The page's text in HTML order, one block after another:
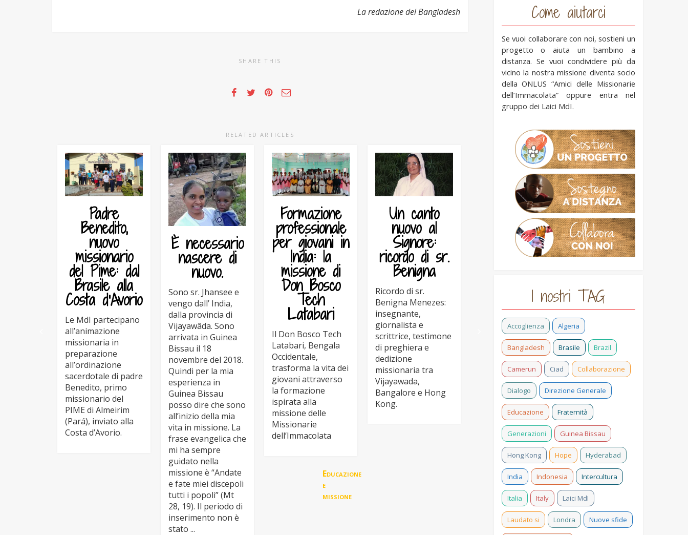
La redazione del Bangladesh
SHARE THIS
RELATED ARTICLES
Padre
Benedito,
nuovo
missionario
del Pime: dal
Brasile alla
Costa d’Avorio
Le MdI partecipano
all’animazione
missionaria in
preparazione
all’ordinazione
sacerdotale di padre
Benedito, primo
missionario del
PIME di Almeirim
(Pará), inviato alla
Costa d’Avorio.
È necessario
nascere di
nuovo.
Sono sr. Jhansee e
vengo dall’ India,
dalla provincia di
Vijayawâda. Sono
arrivata in Guinea
Bissau il 18
novembre del 2018.
Quindi per la mia
esperienza in
Guinea Bissau
posso dire che sono
all’inizio della mia
vita in missione. La
frase evangelica che
mi ha sempre
guidato nella
missione è “Andate
e fate miei discepoli
tutti i popoli” (Mt
28, 19). Il periodo di
inserimento non è
stato ...
Formazione
professionale
per giovani in
India: la
missione di
Don Bosco
Tech
Latabari
Il Don Bosco Tech
Latabari, Bengala
Occidentale,
trasforma la vita dei
giovani attraverso
la formazione
ispirata alla
missione delle
Missionarie
dell’Immacolata
Un canto
nuovo al
Signore:
ricordo di sr.
Benigna
Ricordo di sr.
Benigna Menezes:
insegnante,
giornalista e
scrittrice, testimone
di preghiera e
dedizione
missionaria tra
Vijayawada,
Bangalore e Hong
Kong.
IncontraMi:
missione in
rete
prendere sul serio
la proposta di papa
Francesco per il
Mese Missionario
Straordinario
Ottobre 2019. E lo
fa tramite l’ufficio
Missionario
diocesano,
convocando i
rappresentanti di
alcuni istituti e
associazioni
missionari presenti
in diocesi:
Fraternità e
amicizia
sociale
un tema sociale da
approfondire e
vivere durante il
periodo
quaresimale. Quest
´anno, la Campagna
di Fraternità compie
60 anni!
Come aiutarci
Se vuoi collaborare con noi, sostieni un
progetto o aiuta un bambino a
distanza. Se vuoi condividere più da
vicino la nostra missione diventa socio
della ONLUS “Amici delle Missionarie
dell’Immacolata” oppure entra nel
gruppo dei Laici MdI.
I nostri TAG
Accoglienza Algeria
Bangladesh Brasile Brazil
Camerun Ciad Collaborazione
Dialogo Direzione Generale
Educazione Fraternità
Generazioni Guinea Bissau
Hong Kong Hope Hyderabad
India Indonesia Intercultura
Italia Italy Laici MdI
Laudato si Londra Nuove sfide